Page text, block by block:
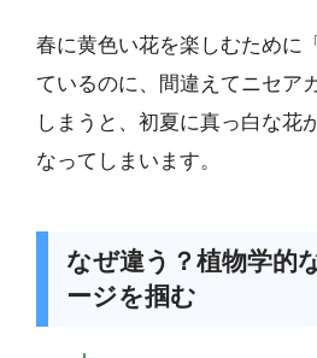
春に黄色い花を楽しむために
ているのに、間違えてニセア
しまうと、初夏に真っ白な花
なってしまいます。
なぜ違う？植物学的
ージを掴む